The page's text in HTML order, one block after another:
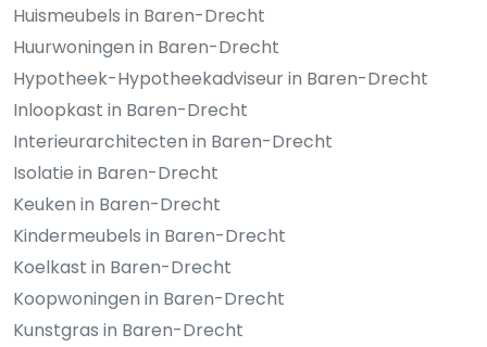
Huismeubels in Baren-Drecht
Huurwoningen in Baren-Drecht
Hypotheek-Hypotheekadviseur in Baren-Drecht
Inloopkast in Baren-Drecht
Interieurarchitecten in Baren-Drecht
Isolatie in Baren-Drecht
Keuken in Baren-Drecht
Kindermeubels in Baren-Drecht
Koelkast in Baren-Drecht
Koopwoningen in Baren-Drecht
Kunstgras in Baren-Drecht